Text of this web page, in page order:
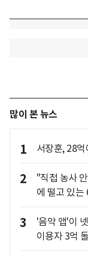
많이 본 뉴스
1 서장훈, 28
2
"직접 농사
에 떨고 있는
3
'음악 앱'이
이용자 3억